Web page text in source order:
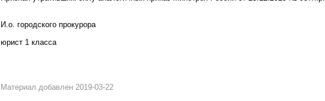
И.о. городского прокурора
юрист 1 класса
Материал добавлен 2019-03-22